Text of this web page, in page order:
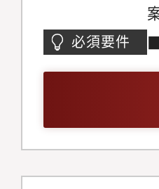
必須要件